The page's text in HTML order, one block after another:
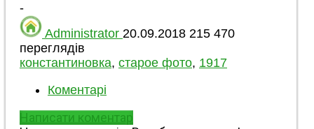
-
Administrator 20.09.2018 215 470
переглядів
константиновка, старое фото, 1917
Коментарі
Написати коментар